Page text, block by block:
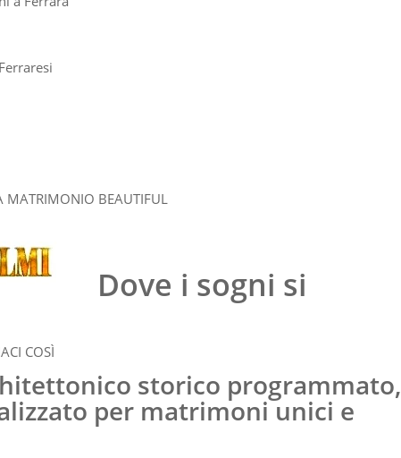
Dove i sogni si
COSÌ
storico programmato,
per matrimoni unici e